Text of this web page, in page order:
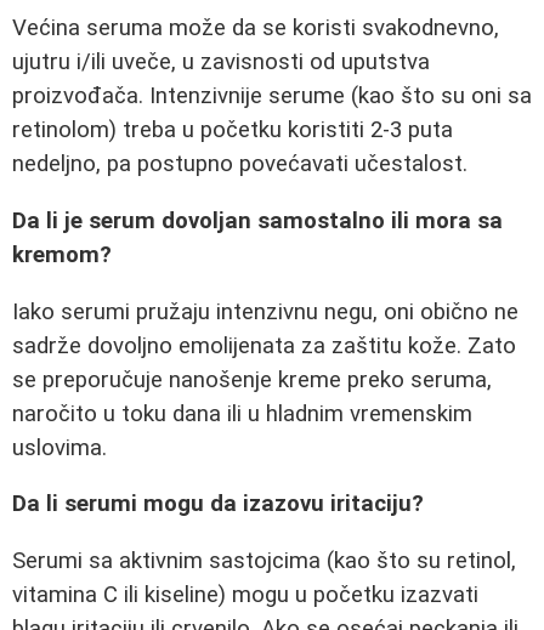
Većina seruma može da se koristi svakodnevno,
ujutru i/ili uveče, u zavisnosti od uputstva
proizvođača. Intenzivnije serume (kao što su oni sa
retinolom) treba u početku koristiti 2-3 puta
nedeljno, pa postupno povećavati učestalost.
Da li je serum dovoljan samostalno ili mora sa
kremom?
Iako serumi pružaju intenzivnu negu, oni obično ne
sadrže dovoljno emolijenata za zaštitu kože. Zato
se preporučuje nanošenje kreme preko seruma,
naročito u toku dana ili u hladnim vremenskim
uslovima.
Da li serumi mogu da izazovu iritaciju?
Serumi sa aktivnim sastojcima (kao što su retinol,
vitamina C ili kiseline) mogu u početku izazvati